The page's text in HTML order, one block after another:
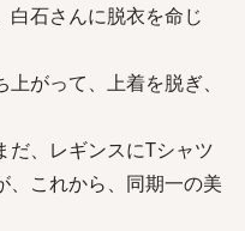
白石さんに脱衣を命じ
がって、上着を脱ぎ、
だ、レギンスにTシャツ
、これから、同期一の美